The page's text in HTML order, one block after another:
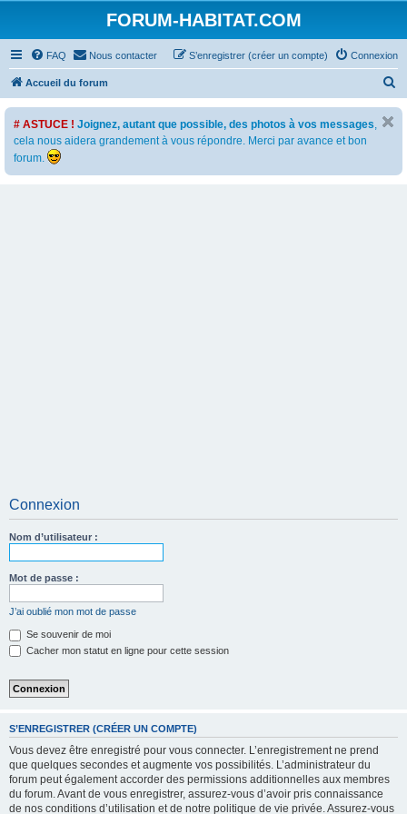
FORUM-HABITAT.COM
FAQ Nous contacter Connexion
S’enregistrer (créer un compte)
Accueil du forum
e
# ASTUCE ! Joignez, autant que possible, des photos à vos messages,
cela nous aidera grandement à vous répondre. Merci par avance et bon
forum.
Connexion
Nom d’utilisateur :
Mot de passe :
J’ai oublié mon mot de passe
Se souvenir de moi
Cacher mon statut en ligne pour cette session
S’ENREGISTRER (CRÉER UN COMPTE)
Vous devez être enregistré pour vous connecter. L’enregistrement ne prend
que quelques secondes et augmente vos possibilités. L’administrateur du
forum peut également accorder des permissions additionnelles aux membres
du forum. Avant de vous enregistrer, assurez-vous d’avoir pris connaissance
de nos conditions d’utilisation et de notre politique de vie privée. Assurez-vous